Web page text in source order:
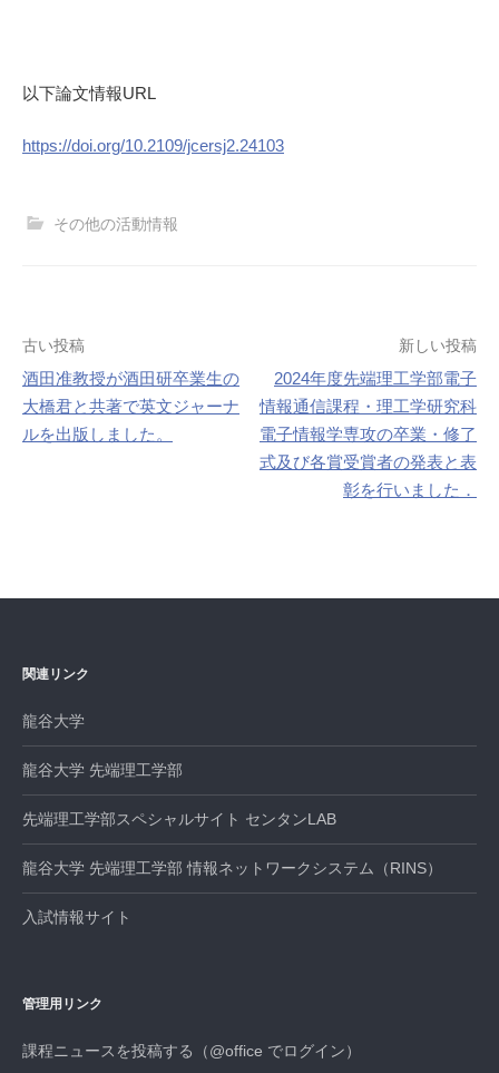
以下論文情報URL
https://doi.org/10.2109/jcersj2.24103
その他の活動情報
投
稿
ナ
シ
ン
古い投稿
酒田准教授が酒田研卒業生の
大橋君と共著で英文ジャーナ
ルを出版しました。
新しい投稿
2024年度先端理工学部電子
情報通信課程・理工学研究科
電子情報学専攻の卒業・修了
式及び各賞受賞者の発表と表
彰を行いました．
関連リンク
龍谷大学
龍谷大学 先端理工学部
先端理工学部スペシャルサイト センタンLAB
龍谷大学 先端理工学部 情報ネットワークシステム（RINS）
入試情報サイト
管理用リンク
課程ニュースを投稿する（@office でログイン）